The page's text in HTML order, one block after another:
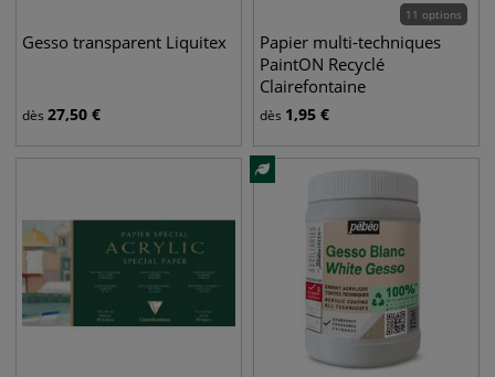
Gesso transparent Liquitex
dès 27,50 €
11 options
Papier multi-techniques
PaintON Recyclé
Clairefontaine
dès 1,95 €